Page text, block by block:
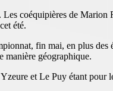
coéquipières de
été.
fin mai, en plus
manière géographique.
et Le Puy étant pour